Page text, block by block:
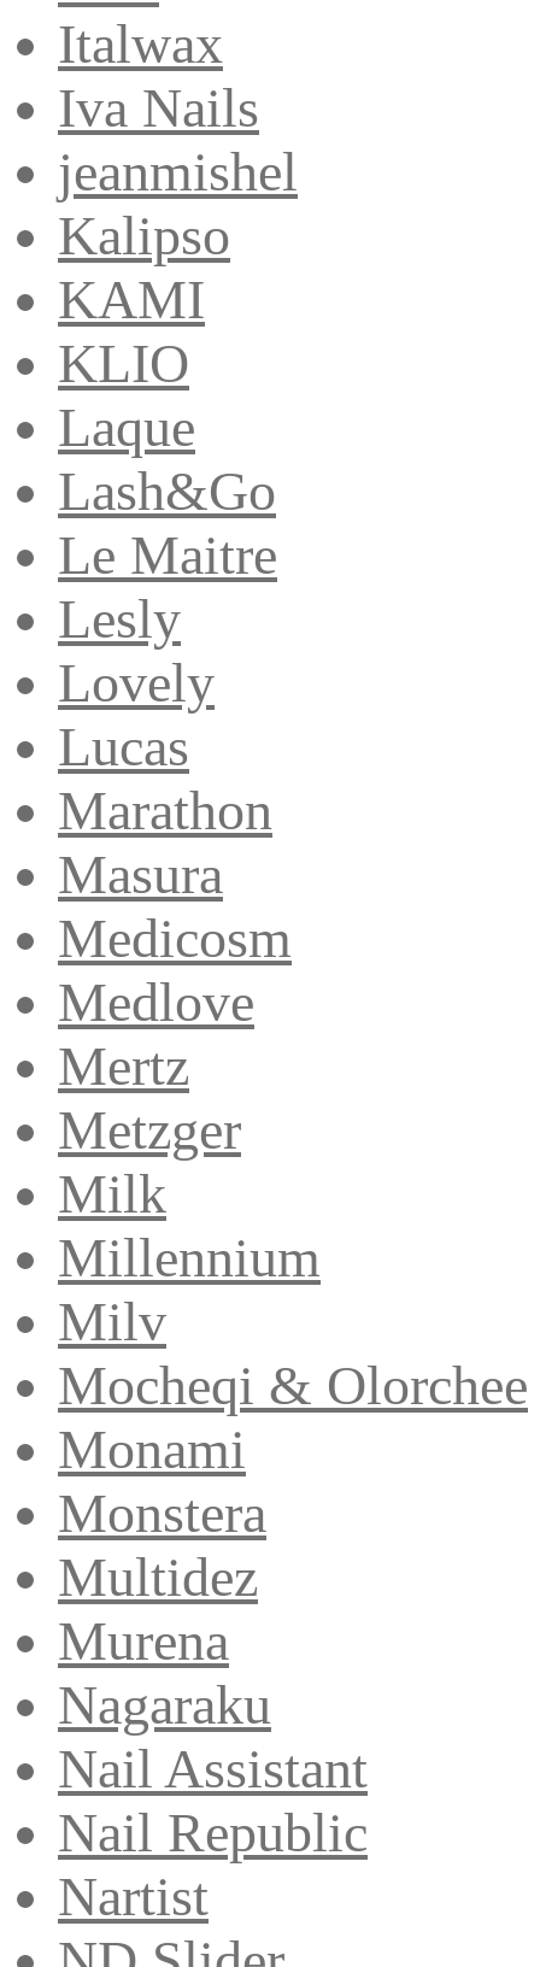
Italwax
Iva Nails
jeanmishel
Kalipso
KAMI
KLIO
Laque
Lash&Go
Le Maitre
Lesly
Lovely
Lucas
Marathon
Masura
Medicosm
Medlove
Mertz
Metzger
Milk
Millennium
Milv
Mocheqi & Olorchee
Monami
Monstera
Multidez
Murena
Nagaraku
Nail Assistant
Nail Republic
Nartist